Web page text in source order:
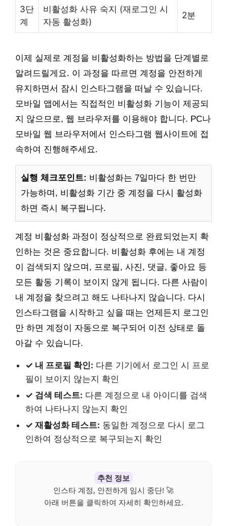
3단
계
비활성화 사유 숙지 (재로그인 시
자동 활성화)
2분
이제 실제로 계정을 비활성화하는 방법을 단계별로
알려드릴게요. 이 과정을 따르면 계정을 안전하게
유지하면서 잠시 인스타그램을 떠날 수 있습니다.
모바일 앱에서는 직접적인 비활성화 기능이 제공되
지 않으므로, 웹 브라우저를 이용해야 합니다. PC나
모바일 웹 브라우저에서 인스타그램 웹사이트에 접
속하여 진행해주세요.
실행 체크포인트: 비활성화는 7일마다 한 번만
가능하며, 비활성화 기간 중 계정을 다시 활성화
하면 즉시 복구됩니다.
계정 비활성화 과정이 정상적으로 완료되었는지 확
인하는 것은 중요합니다. 비활성화 후에는 내 계정
이 검색되지 않으며, 프로필, 사진, 댓글, 좋아요 등
모든 활동 기록이 보이지 않게 됩니다. 다른 사람이
내 계정을 찾으려고 해도 나타나지 않습니다. 다시
인스타그램을 시작하고 싶을 때는 언제든지 로그인
만 하면 계정이 자동으로 복구되어 이전 상태로 돌
아갈 수 있습니다.
✓ 내 프로필 확인: 다른 기기에서 로그인 시 프로
필이 보이지 않는지 확인
✓ 검색 테스트: 다른 계정으로 내 아이디를 검색
하여 나타나지 않는지 확인
✓ 재활성화 테스트: 동일한 계정으로 다시 로그
인하여 정상적으로 복구되는지 확인
추천 정보
인스타 계정, 안전하게 임시 중단! 🚀
아래 버튼을 클릭하여 자세히 확인하세요.